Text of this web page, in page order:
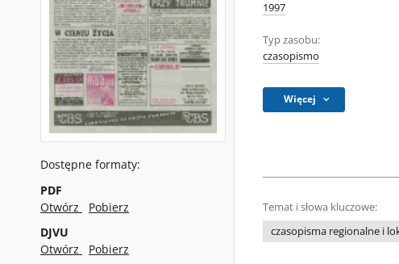
Dostępne formaty:
PDF
Otwórz
Pobierz
DJVU
Otwórz
Pobierz
1997
Typ zasobu:
czasopismo
Więcej
Temat i słowa kluczowe:
czasopisma regionalne i